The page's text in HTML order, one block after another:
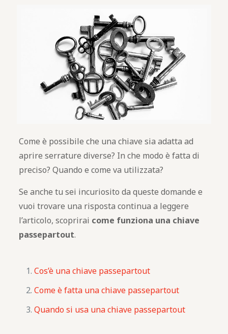
Come è possibile che una chiave sia adatta ad
aprire serrature diverse? In che modo è fatta di
preciso? Quando e come va utilizzata?
Se anche tu sei incuriosito da queste domande e
vuoi trovare una risposta continua a leggere
l’articolo, scoprirai come funziona una chiave
passepartout.
Cos’è una chiave passepartout
Come è fatta una chiave passepartout
Quando si usa una chiave passepartout